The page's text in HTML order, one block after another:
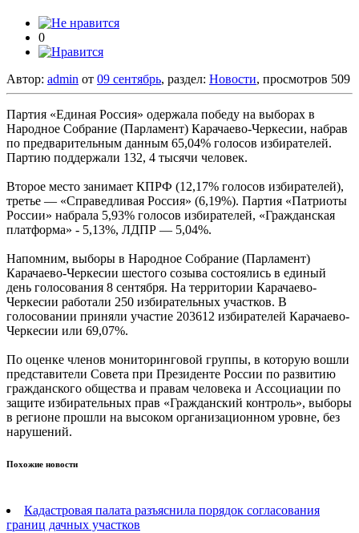
0
Автор: admin от 09 сентябрь, раздел: Новости, просмотров 509
Партия «Единая Россия» одержала победу на выборах в
Народное Собрание (Парламент) Карачаево-Черкесии, набрав
по предварительным данным 65,04% голосов избирателей.
Партию поддержали 132, 4 тысячи человек.
Второе место занимает КПРФ (12,17% голосов избирателей),
третье — «Справедливая Россия» (6,19%). Партия «Патриоты
России» набрала 5,93% голосов избирателей, «Гражданская
платформа» - 5,13%, ЛДПР — 5,04%.
Напомним, выборы в Народное Собрание (Парламент)
Карачаево-Черкесии шестого созыва состоялись в единый
день голосования 8 сентября. На территории Карачаево-
Черкесии работали 250 избирательных участков. В
голосовании приняли участие 203612 избирателей Карачаево-
Черкесии или 69,07%.
По оценке членов мониторинговой группы, в которую вошли
представители Совета при Президенте России по развитию
гражданского общества и правам человека и Ассоциации по
защите избирательных прав «Гражданский контроль», выборы
в регионе прошли на высоком организационном уровне, без
нарушений.
Похожие новости
Кадастровая палата разъяснила порядок согласования
границ дачных участков